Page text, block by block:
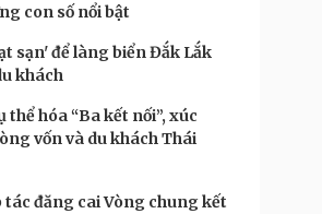
con số nổi bật
sạn' để làng biển Đắk Lắk
khách
thể hóa “Ba kết nối”, xúc
vốn và du khách Thái
tác đăng cai Vòng chung kết